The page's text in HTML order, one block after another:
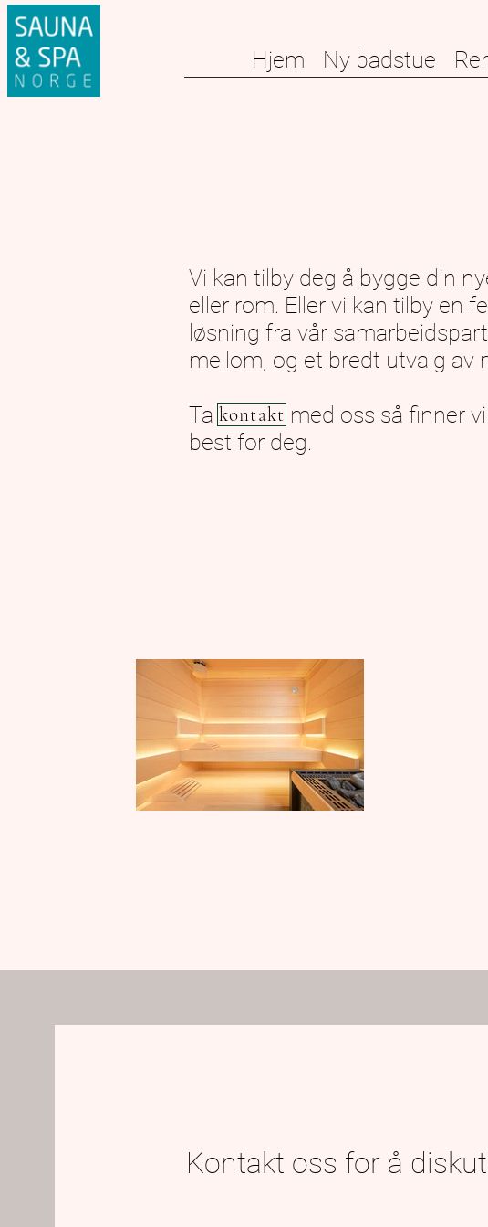
Hjem Ny badstue
Vi kan tilby deg å bygge din
eller rom. Eller vi kan tilby en
løsning fra vår
mellom, og et bredt utvalg av
Ta med oss så finner vi ut
best for deg.
kontakt
Kontakt oss for å